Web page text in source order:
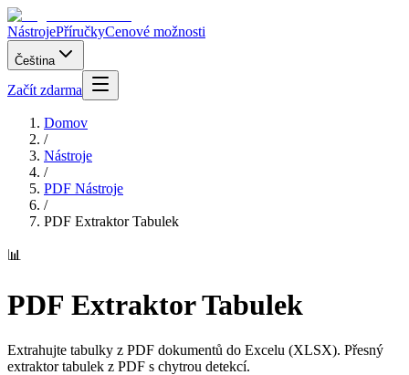
NástrojePříručkyCenové možnosti
Čeština
Začít zdarma
Domov
/
Nástroje
/
PDF Nástroje
/
PDF Extraktor Tabulek
📊
PDF Extraktor Tabulek
Extrahujte tabulky z PDF dokumentů do Excelu (XLSX). Přesný
extraktor tabulek z PDF s chytrou detekcí.